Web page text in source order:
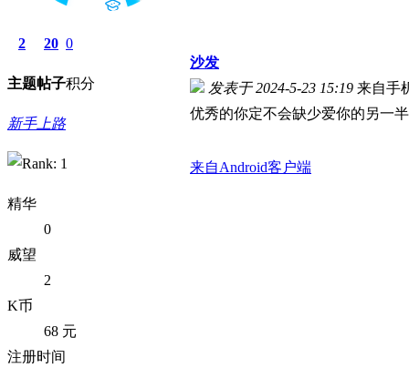
2
主题
20
帖子
0
积分
新手上路
精华
0
威望
2
K币
68 元
注册时间
沙发
发表于 2024-5-23 15:19 来自手
优秀的你定不会缺少爱你的另一半
来自Android客户端